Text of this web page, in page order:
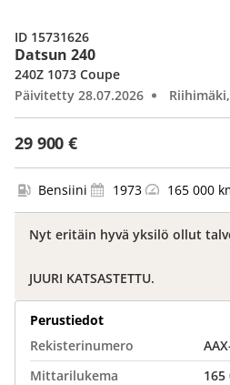
Datsun 240
29 900 €
240Z 1073 Coupe
Päivitetty 28.07.2026
ID 15731626
Bensiini 1973 165 000
Nyt eritäin hyvä yksilö ollut
JUURI KATSASTETTU.
Perustiedot
Rekisterinumero
Mittarilukema
165